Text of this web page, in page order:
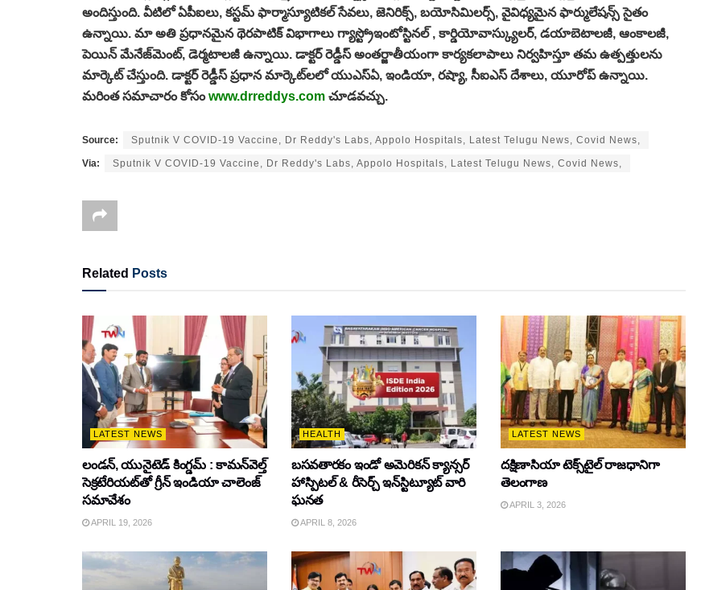
అందిస్తుంది. వీటిలో ఏపీఐలు, కస్టమ్‌ ఫార్మాస్యూటికల్‌ సేవలు, జెనిరిక్స్‌, బయోసిమిలర్స్‌, వైవిధ్యమైన ఫార్ములేషన్స్‌ సైతం
ఉన్నాయి. మా అతి ప్రధానమైన థెరపాటిక్‌ విభాగాలు గ్యాస్ట్రోఇంటోస్టినల్‌ , కార్డియోవాస్క్యులర్‌, డయాబెటాలజీ, ఆంకాలజీ,
పెయిన్‌ మేనేజ్‌మెంట్‌, డెర్మటాలజీ ఉన్నాయి. డాక్టర్‌ రెడ్డీస్‌ అంతర్జాతీయంగా కార్యకలాపాలు నిర్వహిస్తూ తమ ఉత్పత్తులను
మార్కెట్‌ చేస్తుంది. డాక్టర్‌ రెడ్డీస్‌ ప్రధాన మార్కెట్‌లలో యుఎస్‌ఏ, ఇండియా, రష్యా, సీఐఎస్‌ దేశాలు, యూరోప్‌ ఉన్నాయి.
మరింత సమాచారం కోసంwww.drreddys.com చూడవచ్చు.
Source: Sputnik V COVID-19 Vaccine, Dr Reddy's Labs, Appolo Hospitals, Latest Telugu News, Covid News,
Via: Sputnik V COVID-19 Vaccine, Dr Reddy's Labs, Appolo Hospitals, Latest Telugu News, Covid News,
Related Posts
LATEST NEWS
లండన్, యునైటెడ్ కింగ్డమ్ : కామన్‌వెల్త్
సెక్రటేరియట్‌తో గ్రీన్ ఇండియా చాలెంజ్
సమావేశం
APRIL 19, 2026
HEALTH
బసవతారకం ఇండో అమెరికన్ క్యాన్సర్
హాస్పిటల్ & రీసెర్చ్ ఇన్‌స్టిట్యూట్ వారి
ఘనత
APRIL 8, 2026
LATEST NEWS
దక్షిణాసియా టెక్స్‌టైల్ రాజధానిగా
తెలంగాణ
APRIL 3, 2026